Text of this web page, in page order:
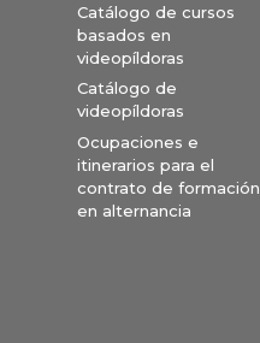
Catálogo de cursos
basados en
videopíldoras
Catálogo de
videopíldoras
Ocupaciones e
itinerarios para el
contrato de formación
en alternancia